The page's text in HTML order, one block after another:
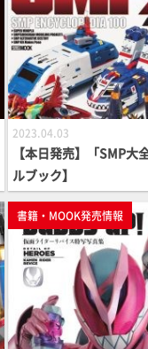
2023.04.03
【本日発売】「SMP大
ルブック】
書籍・MOOK発売情報